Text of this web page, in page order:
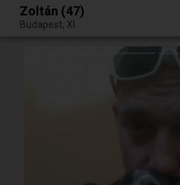
Egy jó randiból bármi lehet.
Zoltán (47)
Budapest, XI.